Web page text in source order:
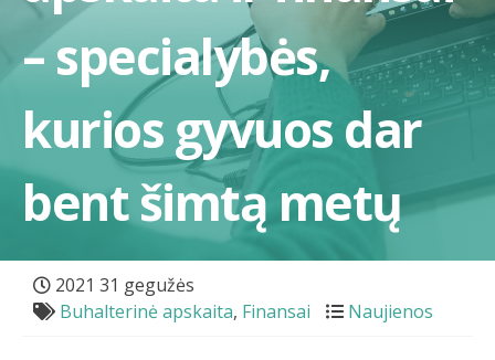
– specialybės,
kurios gyvuos dar
bent šimtą metų
2021 31 gegužės
Buhalterinė apskaita, Finansai Naujienos